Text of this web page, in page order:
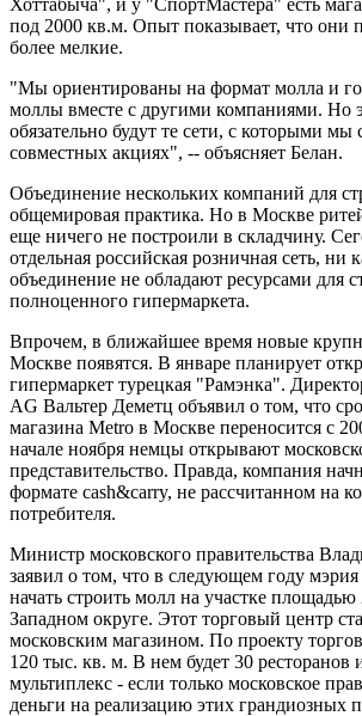
под 2000 кв.м. Опыт показывает, что они
более мелкие.
"Мы ориентированы на формат молла и
моллы вместе с другими компаниями. Но
обязательно будут те сети, с которыми мы
совместных акциях", -- объясняет Белан.
Объединение нескольких компаний для
общемировая практика. Но в Москве
еще ничего не построили в складчину.
отдельная российская розничная сеть, ни
объединение не обладают ресурсами для
полноценного гипермаркета.
Впрочем, в ближайшее время новые
Москве появятся. В январе планирует
гипермаркет турецкая "Рамэнка".
AG Вальтер Деметц объявил о том, что
магазина Metro в Москве переносится с
начале ноября немцы открывают
представительство. Правда, компания
формате cash&carry, не рассчитанном на
потребителя.
Министр московского правительства
заявил о том, что в следующем году мэрия
начать строить молл на участке
Западном округе. Этот торговый центр
московским магазином. По проекту
120 тыс. кв. м. В нем будет 30 ресторанов
мультиплекс - если только московское
деньги на реализацию этих грандиозных